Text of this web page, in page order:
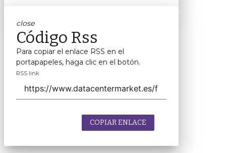
close
Código Rss
Para copiar el enlace RSS en el
portapapeles, haga clic en el botón.
RSS link
COPIAR ENLACE